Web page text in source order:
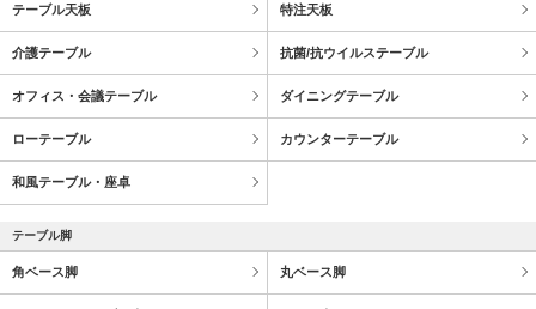
テーブル天板 特注天板
介護テーブル 抗菌/抗ウイルステーブル
オフィス・会議テーブル ダイニングテーブル
ローテーブル カウンターテーブル
和風テーブル・座卓
テーブル脚
角ベース脚 丸ベース脚